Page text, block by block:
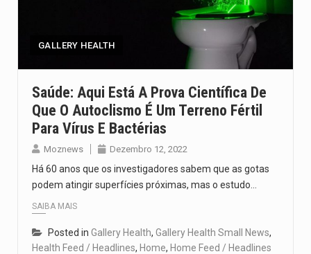
O pagamento marca o desfecho de um dos processos mais…
O programa, cuja implementação está prevista entre abril de 2026…
O Departamento de Estado norte-americano confirmou que cidadãos dos Estados…
GALLERY HEALTH
Saúde: Aqui Está A Prova Científica De
Que O Autoclismo É Um Terreno Fértil
Para Vírus E Bactérias
Moznews Dezembro 12, 2022
Há 60 anos que os investigadores sabem que as gotas
podem atingir superfícies próximas, mas o estudo…
SAIBA MAIS
Posted in Gallery Health, Gallery Health Small News,
Health Feed / Headlines, Home, Home Feed / Headlines